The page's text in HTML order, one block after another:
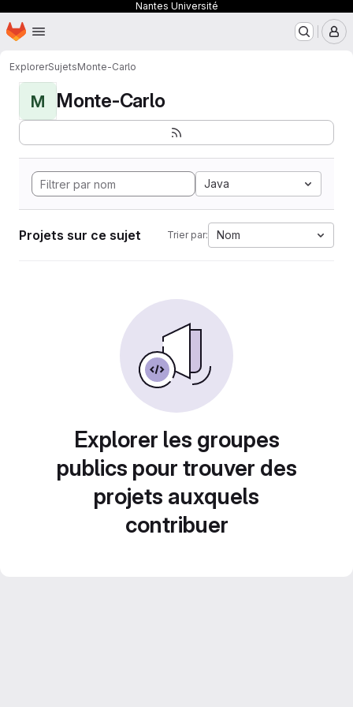
Nantes Université
Passer au contenu principal
Page d'accueil
ExplorerSujetsMonte-Carlo
M Monte-Carlo
Java
Projets sur ce sujet Trier par: Nom
Explorer les groupes
publics pour trouver des
projets auxquels
contribuer